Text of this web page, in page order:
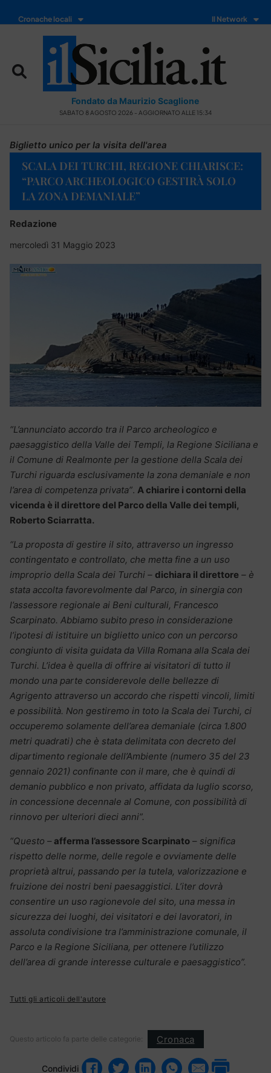
Cronache locali Il Network
Fondato da Maurizio Scaglione
SABATO 8 AGOSTO 2026 - AGGIORNATO ALLE 15:34
Biglietto unico per la visita dell'area
SCALA DEI TURCHI, REGIONE CHIARISCE:
“PARCO ARCHEOLOGICO GESTIRÀ SOLO
LA ZONA DEMANIALE”
Redazione
mercoledì 31 Maggio 2023
“L’annunciato accordo tra il Parco archeologico e
paesaggistico della Valle dei Templi, la Regione Siciliana e
il Comune di Realmonte per la gestione della Scala dei
Turchi riguarda esclusivamente la zona demaniale e non
l’area di competenza privata”. A chiarire i contorni della
vicenda è il direttore del Parco della Valle dei templi,
Roberto Sciarratta.
“La proposta di gestire il sito, attraverso un ingresso
contingentato e controllato, che metta fine a un uso
improprio della Scala dei Turchi – dichiara il direttore – è
stata accolta favorevolmente dal Parco, in sinergia con
l’assessore regionale ai Beni culturali, Francesco
Scarpinato. Abbiamo subito preso in considerazione
l’ipotesi di istituire un biglietto unico con un percorso
congiunto di visita guidata da Villa Romana alla Scala dei
Turchi. L’idea è quella di offrire ai visitatori di tutto il
mondo una parte considerevole delle bellezze di
Agrigento attraverso un accordo che rispetti vincoli, limiti
e possibilità. Non gestiremo in toto la Scala dei Turchi, ci
occuperemo solamente dell’area demaniale (circa 1.800
metri quadrati) che è stata delimitata con decreto del
dipartimento regionale dell’Ambiente (numero 35 del 23
gennaio 2021) confinante con il mare, che è quindi di
demanio pubblico e non privato, affidata da luglio scorso,
in concessione decennale al Comune, con possibilità di
rinnovo per ulteriori dieci anni”.
“Questo –afferma l’assessore Scarpinato – significa
rispetto delle norme, delle regole e ovviamente delle
proprietà altrui, passando per la tutela, valorizzazione e
fruizione dei nostri beni paesaggistici. L’iter dovrà
consentire un uso ragionevole del sito, una messa in
sicurezza dei luoghi, dei visitatori e dei lavoratori, in
assoluta condivisione tra l’amministrazione comunale, il
Parco e la Regione Siciliana, per ottenere l’utilizzo
dell’area di grande interesse culturale e paesaggistico”.
Tutti gli articoli dell'autore
Questo articolo fa parte delle categorie: Cronaca
Condividi